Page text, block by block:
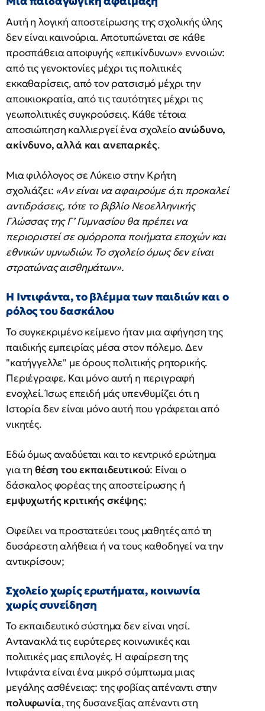
Αυτή η λογική αποστείρωσης της σχολικής ύλης
δεν είναι καινούρια. Αποτυπώνεται σε κάθε
προσπάθεια αποφυγής «επικίνδυνων» εννοιών:
από τις γενοκτονίες μέχρι τις πολιτικές
εκκαθαρίσεις, από τον ρατσισμό μέχρι την
αποικιοκρατία, από τις ταυτότητες μέχρι τις
γεωπολιτικές συγκρούσεις. Κάθε τέτοια
αποσιώπηση καλλιεργεί ένα σχολείοανώδυνο,
ακίνδυνο, αλλά και ανεπαρκές.
Μια φιλόλογος σε Λύκειο στην Κρήτη
σχολιάζει: «Αν είναι να αφαιρούμε ό,τι προκαλεί
αντιδράσεις, τότε το βιβλίο Νεοελληνικής
Γλώσσας της Γ’ Γυμνασίουθα πρέπει να
περιοριστεί σε ομόρροπα ποιήματα εποχών και
εθνικών υμνωδιών. Το σχολείο όμως δεν είναι
στρατώνας αισθημάτων».
Η Ιντιφάντα, το βλέμμα των παιδιών και ο
ρόλος του δασκάλου
Το συγκεκριμένο κείμενο ήταν μια αφήγηση της
παιδικής εμπειρίας μέσα στον πόλεμο. Δεν
"κατήγγελλε" με όρους πολιτικής ρητορικής.
Περιέγραφε. Και μόνο αυτή η περιγραφή
ενοχλεί. Ίσως επειδή μάς υπενθυμίζει ότι η
Ιστορία δεν είναι μόνο αυτή που γράφεται από
νικητές.
Εδώ όμως αναδύεται και το κεντρικό ερώτημα
για τη θέση του εκπαιδευτικού: Είναι ο
δάσκαλος φορέας της αποστείρωσης ή
εμψυχωτής κριτικής σκέψης;
Οφείλει να προστατεύει τους μαθητές από τη
δυσάρεστη αλήθεια ή να τους καθοδηγεί να την
αντικρίσουν;
Σχολείο χωρίς ερωτήματα, κοινωνία
χωρίς συνείδηση
Το εκπαιδευτικό σύστημα δεν είναι νησί.
Αντανακλά τις ευρύτερες κοινωνικές και
πολιτικές μας επιλογές. Η αφαίρεση της
Ιντιφάντα είναι ένα μικρό σύμπτωμα μιας
μεγάλης ασθένειας: της φοβίας απέναντι στην
πολυφωνία, της δυσανεξίας απέναντι στη